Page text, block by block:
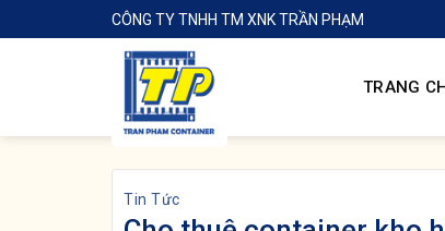
to
CÔNG TY TNHH TM XNK TRẦN PHẠM
TRANG
Tin Tức